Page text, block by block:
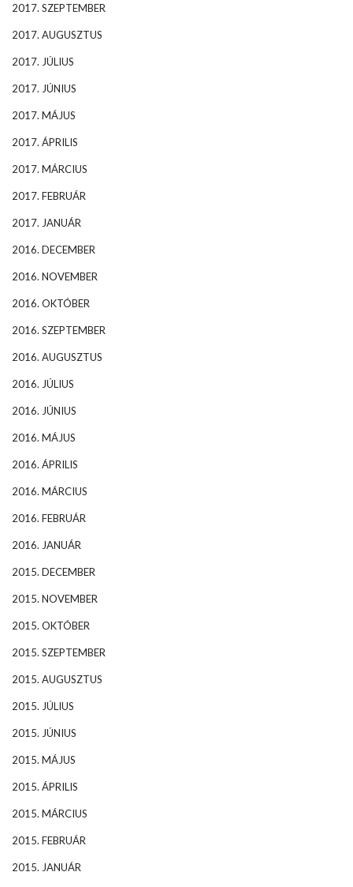
2017. SZEPTEMBER
2017. AUGUSZTUS
2017. JÚLIUS
2017. JÚNIUS
2017. MÁJUS
2017. ÁPRILIS
2017. MÁRCIUS
2017. FEBRUÁR
2017. JANUÁR
2016. DECEMBER
2016. NOVEMBER
2016. OKTÓBER
2016. SZEPTEMBER
2016. AUGUSZTUS
2016. JÚLIUS
2016. JÚNIUS
2016. MÁJUS
2016. ÁPRILIS
2016. MÁRCIUS
2016. FEBRUÁR
2016. JANUÁR
2015. DECEMBER
2015. NOVEMBER
2015. OKTÓBER
2015. SZEPTEMBER
2015. AUGUSZTUS
2015. JÚLIUS
2015. JÚNIUS
2015. MÁJUS
2015. ÁPRILIS
2015. MÁRCIUS
2015. FEBRUÁR
2015. JANUÁR